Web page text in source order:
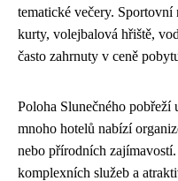
tematické večery.
kurty, volejbalová hřiště,
často zahrnuty v ceně
Poloha Slunečného
mnoho hotelů nabízí
nebo přírodních
komplexních služeb a